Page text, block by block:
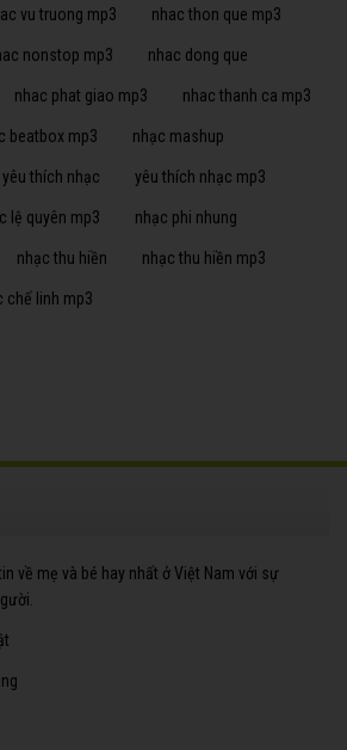
vu truong mp3 nhac thon que mp3
nonstop mp3 nhac dong que
nhac phat giao mp3 nhac thanh ca mp3
beatbox mp3 nhạc mashup
yêu thích nhạc yêu thích nhạc mp3
lệ quyên mp3 nhạc phi nhung
nhạc thu hiền nhạc thu hiền mp3
chế linh mp3
về mẹ và bé hay nhất ở Việt Nam với sự